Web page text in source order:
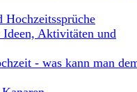
Hochzeitssprüche
Aktivitäten und
- was kann man